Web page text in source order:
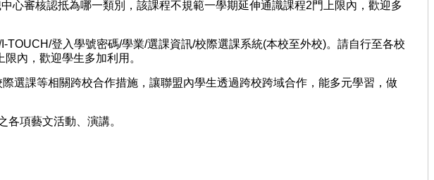
審核認抵為哪一類別，該課程不規範一學期延伸通識課程2門上限內，歡迎多
登入學號密碼/學業/選課資訊/校際選課系統(本校至外校)。請自行至各校
內，歡迎學生多加利用。
選課等相關跨校合作措施，讓聯盟內學生透過跨校跨域合作，能多元學習，做
項藝文活動、演講。